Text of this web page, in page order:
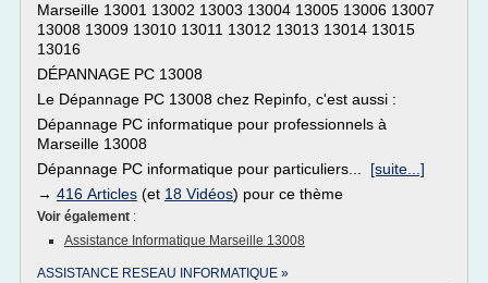
Marseille 13001 13002 13003 13004 13005 13006 13007
13008 13009 13010 13011 13012 13013 13014 13015
13016
DÉPANNAGE PC 13008
Le Dépannage PC 13008 chez Repinfo, c'est aussi :
Dépannage PC informatique pour professionnels à
Marseille 13008
Dépannage PC informatique pour particuliers... [suite...]
→ 416 Articles (et 18 Vidéos) pour ce thème
Voir également :
Assistance Informatique Marseille 13008
ASSISTANCE RESEAU INFORMATIQUE »